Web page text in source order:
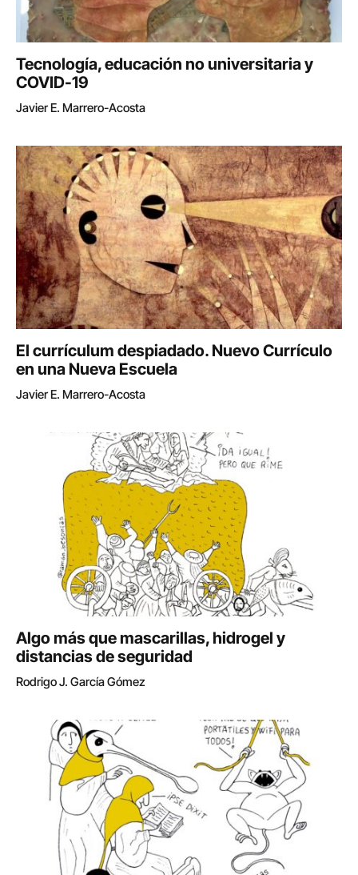
Tecnología, educación no universitaria y
COVID-19
Javier E. Marrero-Acosta
El currículum despiadado. Nuevo Currículo
en una Nueva Escuela
Javier E. Marrero-Acosta
Algo más que mascarillas, hidrogel y
distancias de seguridad
Rodrigo J. García Gómez